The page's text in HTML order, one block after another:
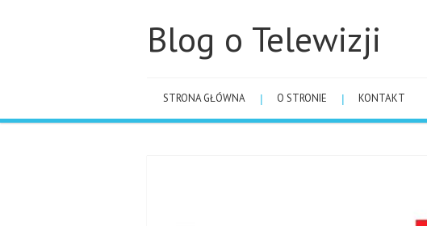
Blog o Telewizji
STRONA GŁÓWNA O STRONIE KONTAKT